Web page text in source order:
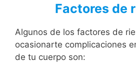
Factores de
Algunos de los factores de
ocasionarte complicaciones
de tu cuerpo son: